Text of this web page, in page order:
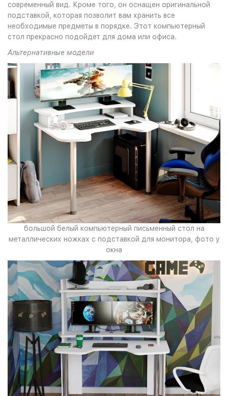
современный вид. Кроме того, он оснащен оригинальной
подставкой, которая позволит вам хранить все
необходимые предметы в порядке. Этот компьютерный
стол прекрасно подойдет для дома или офиса.
Альтернативные модели
большой белый компьютерный письменный стол на
металлических ножках с подставкой для монитора, фото у
окна